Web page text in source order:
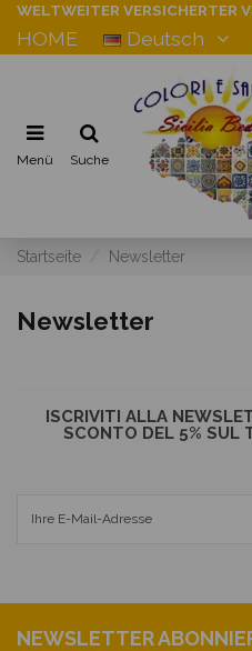
WELTWEITER VERSICHERTER
HOME Deutsch
Menü Suche
Startseite Newsletter
Newsletter
ISCRIVITI ALLA
SCONTO DEL 5% SUL
NEWSLETTER